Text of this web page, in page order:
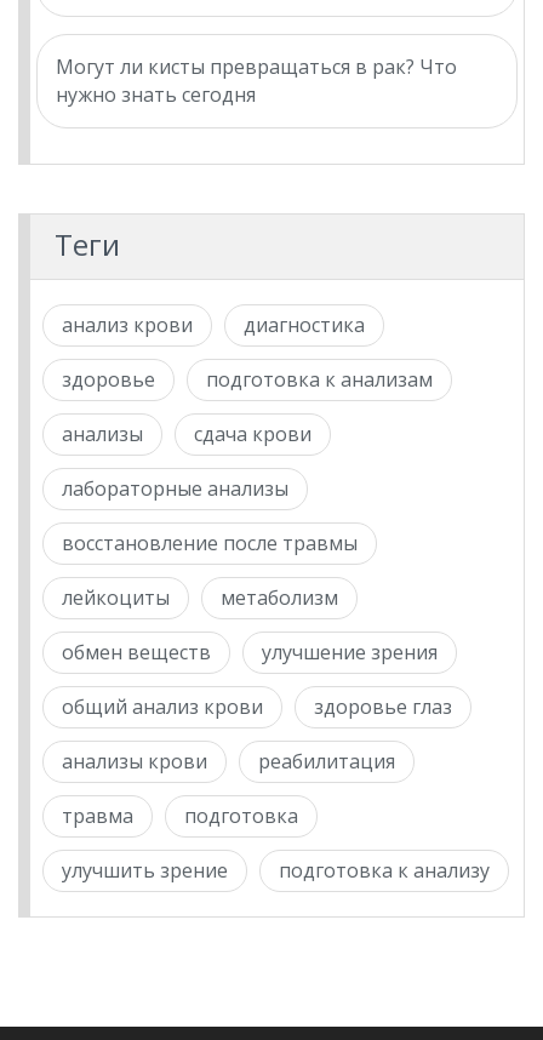
Могут ли кисты превращаться в рак? Что
нужно знать сегодня
Теги
анализ крови диагностика
здоровье подготовка к анализам
анализы сдача крови
лабораторные анализы
восстановление после травмы
лейкоциты метаболизм
обмен веществ улучшение зрения
общий анализ крови здоровье глаз
анализы крови реабилитация
травма подготовка
улучшить зрение подготовка к анализу